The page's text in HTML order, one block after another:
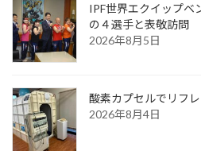
IPF世界エクイップベ
の４選手と表敬訪問
2026年8月5日
酸素カプセルでリフ
2026年8月4日